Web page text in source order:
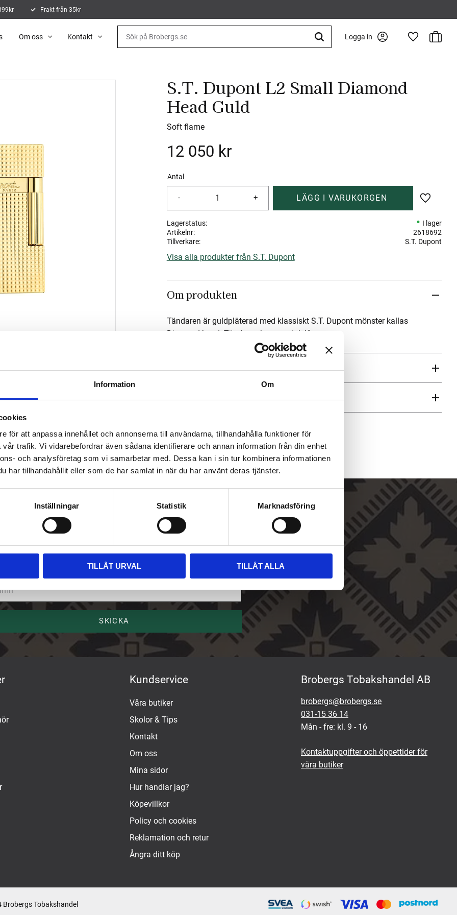
Information Om
för att anpassa innehållet och annonserna till användarna, tillhandahålla funktioner för
trafik. Vi vidarebefordrar även sådana identifierare och annan information från din enhet
och analysföretag som vi samarbetar med. Dessa kan i sin tur kombinera informationen
har tillhandahållit eller som de har samlat in när du har använt deras tjänster.
Inställningar Statistik Marknadsföring
TILLÅT URVAL TILLÅT ALLA
Frakt från 35kr
Logga in Favoriter
Om oss Kontakt
S.T. Dupont L2 Small Diamond
Head Guld
Soft flame
12 050 kr
Antal
+
-
Lägg till
Lagerstatus
I lager
Artikelnr
2618692
Tillverkare
S.T. Dupont
Visa alla produkter från S.T. Dupont
Om produkten
Tändaren är guldpläterad med klassiskt S.T. Dupont mönster kallas
Diamond head. Tändaren har en mjuk låga.
Mått
Om tillverkaren
upp dig på vårt nyhetsbrev
SKICKA
Kundservice
Våra butiker
Skolor & Tips
Kontakt
Om oss
Mina sidor
Hur handlar jag?
Köpevillkor
Policy och cookies
Reklamation och retur
Ångra ditt köp
Brobergs Tobakshandel AB
brobergs@brobergs.se
031-15 36 14
Mån - fre: kl. 9 - 16
Kontaktuppgifter och öppettider för
våra butiker
Tobakshandel